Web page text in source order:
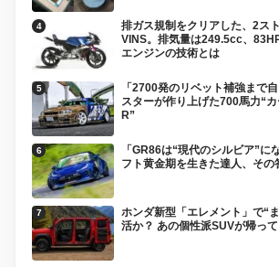
排ガス規制をクリアした、2ス
VINS。排気量は249.5cc、
エンジンの技術とは
「2700発のリベット補強まで
スターが作り上げた700馬力“
R”
「GR86は“現代のシルビア”に
フト黄金期を生きた達人、その
ホンダ新型「エレメント」で“
活か？ あの個性派SUVが帰っ